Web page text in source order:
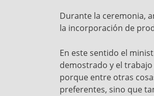
Durante la ceremonia,
la incorporación de
En este sentido el
demostrado y el
porque entre otras
preferentes, sino que